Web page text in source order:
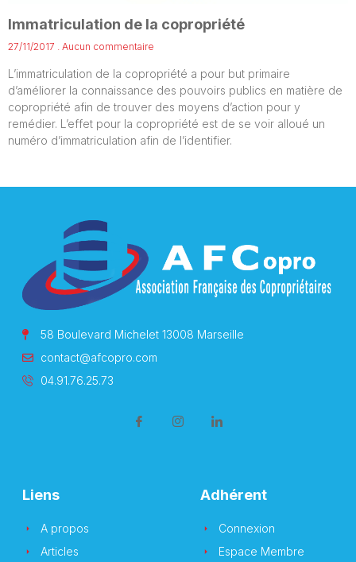
Immatriculation de la copropriété
27/11/2017 Aucun commentaire
L’immatriculation de la copropriété a pour but primaire
d’améliorer la connaissance des pouvoirs publics en matière de
copropriété afin de trouver des moyens d’action pour y
remédier. L’effet pour la copropriété est de se voir alloué un
numéro d’immatriculation afin de l’identifier.
58 Boulevard Michelet 13008 Marseille
contact@afcopro.com
04.91.76.25.73
Liens
A propos
Articles
Adhérent
Connexion
Espace Membre